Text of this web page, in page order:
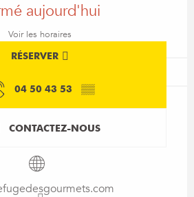
aujourd'hui
Voir les horaires
RÉSERVER
04 50 43 53 ▒▒
CONTACTEZ-NOUS